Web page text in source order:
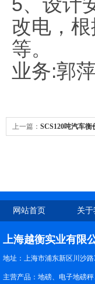
改电，
等。
业务:郭
上一篇： SCS120吨汽车
网站首页 关
上海越衡实业有限
地址：上海市浦东新区川沙路
主营产品：地磅、电子地磅